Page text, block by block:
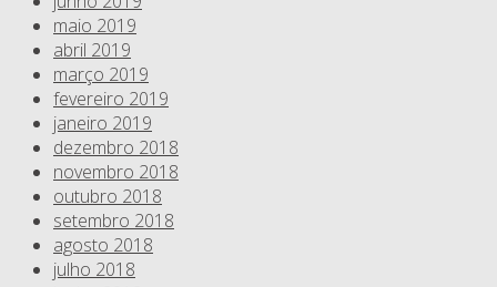
maio 2019
abril 2019
março 2019
fevereiro 2019
janeiro 2019
dezembro 2018
novembro 2018
outubro 2018
setembro 2018
agosto 2018
julho 2018